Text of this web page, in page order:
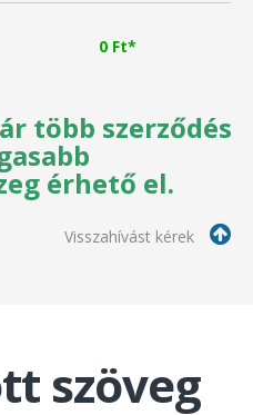
több szerződés
érhető el.
Visszahívást kérek
szöveg